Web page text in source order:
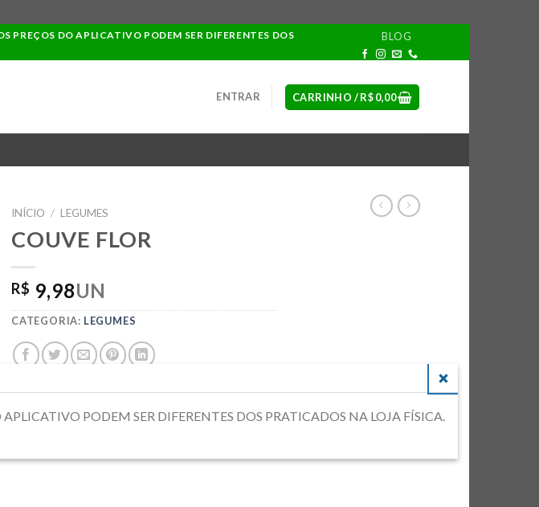
PREÇOS DO APLICATIVO PODEM SER DIFERENTES DOS
BLOG
ENTRAR CARRINHO /R$0,00
INÍCIO / LEGUMES
COUVE FLOR
R$ 9,98UN
CATEGORIA: LEGUMES
PODEM SER DIFERENTES DOS PRATICADOS NA LOJA FÍSICA.